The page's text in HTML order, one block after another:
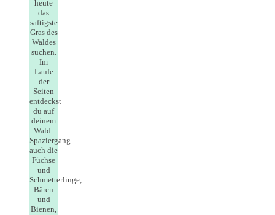
heute
das
saftigste
Gras des
Waldes
suchen.
Im
Laufe
der
Seiten
entdeckst
du auf
deinem
Wald-
Spaziergang
auch die
Füchse
und
Schmetterlinge,
Bären
und
Bienen,